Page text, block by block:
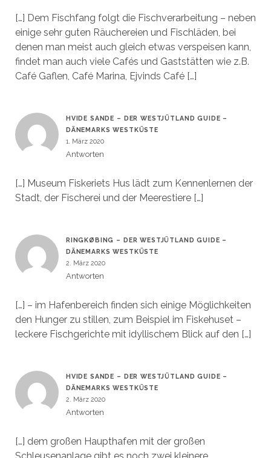
[…] Dem Fischfang folgt die Fischverarbeitung – neben
einige sehr guten Räuchereien und Fischläden, bei
denen man meist auch gleich etwas verspeisen kann,
findet man auch viele Cafés und Gaststätten wie z.B.
Café Gaflen, Café Marina, Ejvinds Café […]
HVIDE SANDE – DER WESTJÜTLAND GUIDE –
DÄNEMARKS WESTKÜSTE
1. März 2020
Antworten
[…] Museum Fiskeriets Hus lädt zum Kennenlernen der
Stadt, der Fischerei und der Meerestiere […]
RINGKØBING – DER WESTJÜTLAND GUIDE –
DÄNEMARKS WESTKÜSTE
2. März 2020
Antworten
[…] – im Hafenbereich finden sich einige Möglichkeiten
den Hunger zu stillen, zum Beispiel im Fiskehuset –
leckere Fischgerichte mit idyllischem Blick auf den […]
HVIDE SANDE – DER WESTJÜTLAND GUIDE –
DÄNEMARKS WESTKÜSTE
2. März 2020
Antworten
[…] dem großen Haupthafen mit der großen